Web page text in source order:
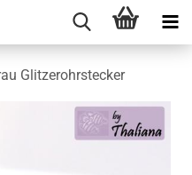
Glitzerohrstecker